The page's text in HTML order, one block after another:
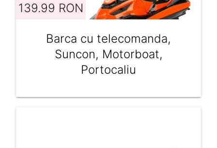
139.99 RON
Barca cu telecomanda,
Suncon, Motorboat,
Portocaliu